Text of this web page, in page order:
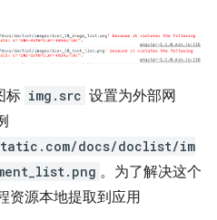
标 img.src 设置为外部网
docs/doclist/im
。为了解决这个
资源本地提取到应用